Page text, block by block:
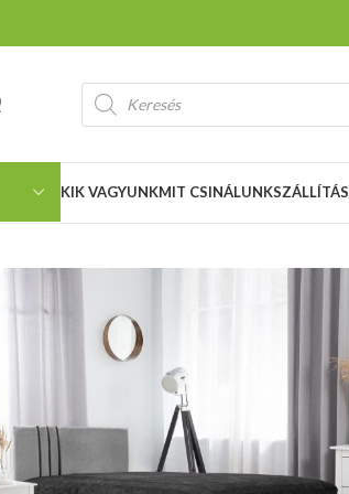
KIK VAGYUNKMIT CSINÁLUNKSZÁLLÍTÁS